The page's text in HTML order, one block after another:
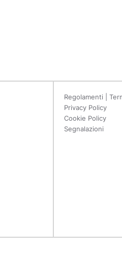
Regolamenti |
Privacy Policy
Cookie Policy
Segnalazioni